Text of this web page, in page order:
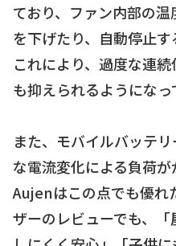
ており、ファン内部の
を下げたり、自動停止す
これにより、過度な連
も抑えられるようになっ
また、モバイルバッテ
な電流変化による負荷が
Aujenはこの点でも優れ
ザーのレビューでも、